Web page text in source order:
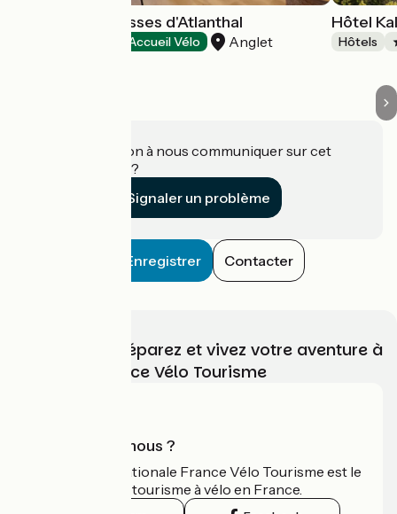
Hôtel Les Terrasses d'Atlanthal
Accueil Vélo Anglet
Hôtel
Hôtels
Une information à nous communiquer sur cet
établissement ?
Signaler un problème
Enregistrer Contacter
Choisissez, préparez et vivez votre aventure à
vélo avec France Vélo Tourisme
Qui sommes-nous ?
L'association nationale France Vélo Tourisme est le
guide officiel du tourisme à vélo en France.